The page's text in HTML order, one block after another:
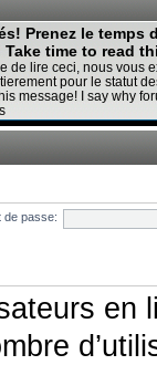
Prenez le temps
time to read
de lire ceci, nous vous
pour le statut
message! I say why
de passe:
en